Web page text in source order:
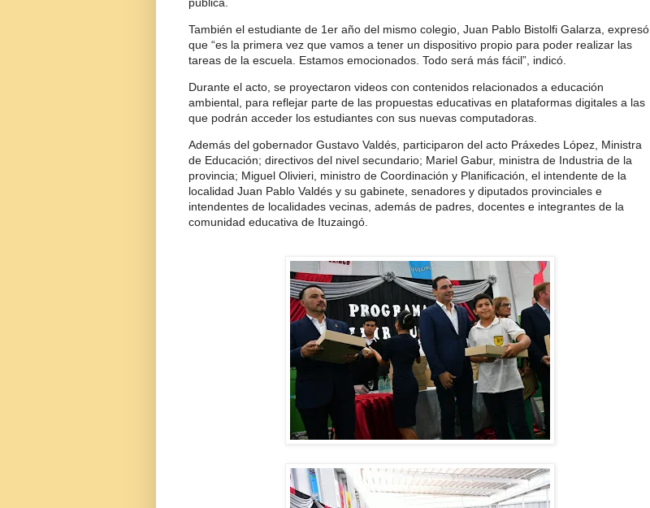
También el estudiante de 1er año del mismo colegio, Juan Pablo Bistolfi Galarza, expresó
que “es la primera vez que vamos a tener un dispositivo propio para poder realizar las
tareas de la escuela. Estamos emocionados. Todo será más fácil”, indicó.
Durante el acto, se proyectaron videos con contenidos relacionados a educación
ambiental, para reflejar parte de las propuestas educativas en plataformas digitales a las
que podrán acceder los estudiantes con sus nuevas computadoras.
Además del gobernador Gustavo Valdés, participaron del acto Práxedes López, Ministra
de Educación; directivos del nivel secundario; Mariel Gabur, ministra de Industria de la
provincia; Miguel Olivieri, ministro de Coordinación y Planificación, el intendente de la
localidad Juan Pablo Valdés y su gabinete, senadores y diputados provinciales e
intendentes de localidades vecinas, además de padres, docentes e integrantes de la
comunidad educativa de Ituzaingó.